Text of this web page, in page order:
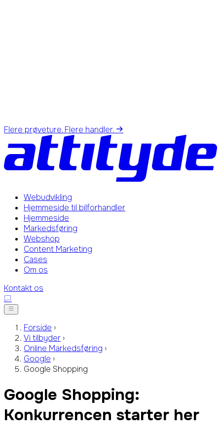
Flere prøveture. Flere handler.
Webudvikling
Hjemmeside til bilforhandler
Hjemmeside
Markedsføring
Webshop
Content Marketing
Cases
Om os
Kontakt os
Forside ›
Vi tilbyder ›
Online Markedsføring ›
Google ›
Google Shopping
Google Shopping:
Konkurrencen starter her